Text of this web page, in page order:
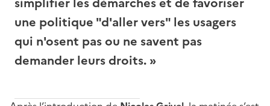
une politique "d'aller vers" les usagers
qui n'osent pas ou ne savent pas
demander leurs droits. »